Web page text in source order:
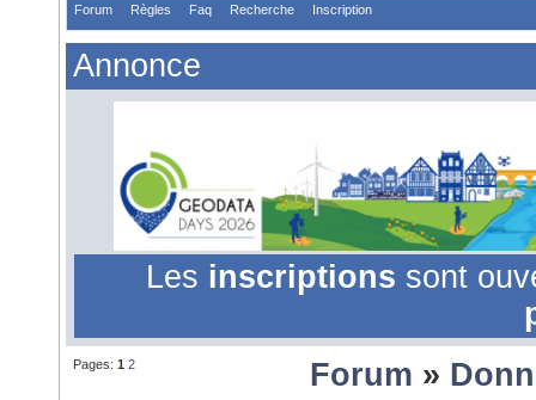
Forum Règles Faq Recherche Inscription
Annonce
Les inscriptions sont
Pages: 1 2 Forum »